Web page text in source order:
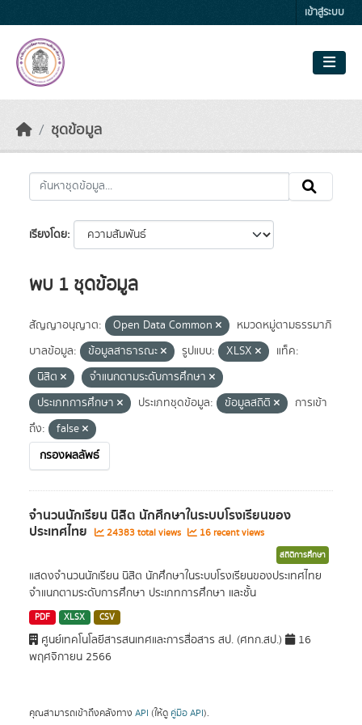
เข้าสู่ระบบ
ชุดข้อมูล
เรียงโดย
พบ 1 ชุดข้อมูล
สัญญาอนุญาต: Open Data Common
หมวดหมู่ตามธรรมาภิ
บาลข้อมูล:
ข้อมูลสาธารณะ รูปแบบ: XLSX
แท็ค:
นิสิต
จำแนกตามระดับการศึกษา
ประเภทการศึกษา
ประเภทชุดข้อมูล: ข้อมูลสถิติ
การเข้า
ถึง:
false
กรองผลลัพธ์
จำนวนนักเรียน นิสิต นักศึกษาในระบบโรงเรียนของ
ประเทศไทย 24383 total views 16 recent views
สถิติการศึกษา
แสดงจำนวนนักเรียน นิสิต นักศึกษาในระบบโรงเรียนของประเทศไทย
จำแนกตามระดับการศึกษา ประเภทการศึกษา และชั้น
PDF XLSX CSV
ศูนย์เทคโนโลยีสารสนเทศและการสื่อสาร สป. (ศทก.สป.)
16
พฤศจิกายน 2566
คุณสามารถเข้าถึงคลังทาง API (ให้ดู คู่มือ API).